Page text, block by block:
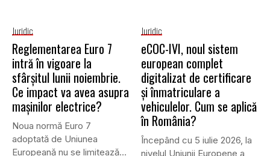
Juridic
Reglementarea Euro 7
intră în vigoare la
sfârșitul lunii noiembrie.
Ce impact va avea asupra
mașinilor electrice?
Noua normă Euro 7
adoptată de Uniunea
Europeană nu se limitează
Juridic
eCOC-IVI, noul sistem
european complet
digitalizat de certificare
și înmatriculare a
vehiculelor. Cum se aplică
în România?
Începând cu 5 iulie 2026, la
nivelul Uniunii Europene a